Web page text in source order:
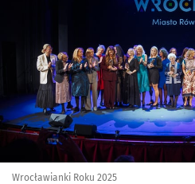
Wrocławianki Roku 2025